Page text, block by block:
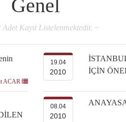
Genel
Adet Kayıt Listelenmektedir. ~
ACAR
19.04
2010
İÇİN
08.04
2010